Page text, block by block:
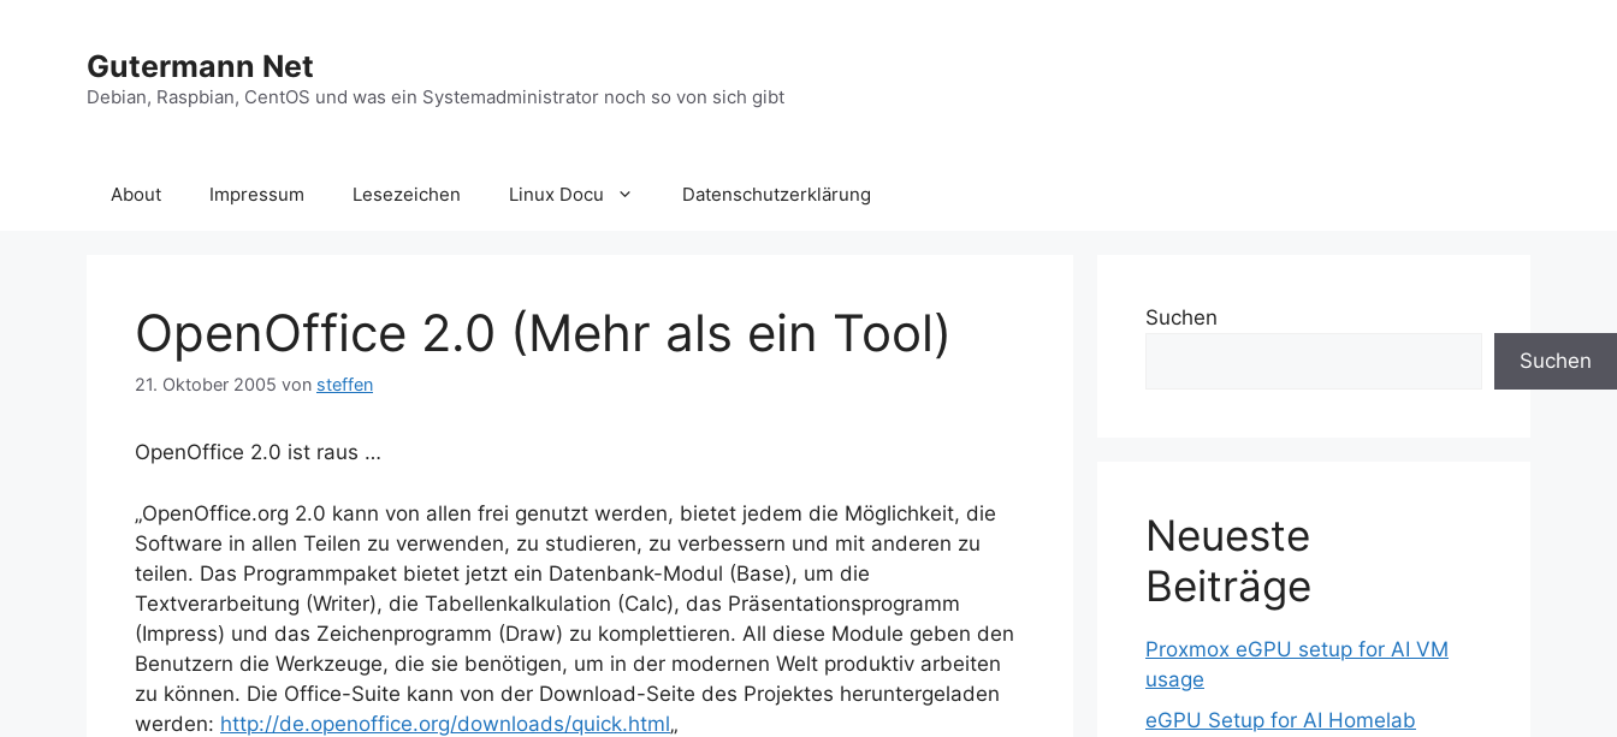
Gutermann Net
Debian, Raspbian, CentOS und was ein Systemadministrator noch so von sich gibt
About Impressum Lesezeichen Linux Docu Datenschutzerklärung
OpenOffice 2.0 (Mehr als ein Tool)
21. Oktober 2005 von steffen
OpenOffice 2.0 ist raus …
„OpenOffice.org 2.0 kann von allen frei genutzt werden, bietet jedem die Möglichkeit, die
Software in allen Teilen zu verwenden, zu studieren, zu verbessern und mit anderen zu
teilen. Das Programmpaket bietet jetzt ein Datenbank-Modul (Base), um die
Textverarbeitung (Writer), die Tabellenkalkulation (Calc), das Präsentationsprogramm
(Impress) und das Zeichenprogramm (Draw) zu komplettieren. All diese Module geben den
Benutzern die Werkzeuge, die sie benötigen, um in der modernen Welt produktiv arbeiten
zu können. Die Office-Suite kann von der Download-Seite des Projektes heruntergeladen
werden: http://de.openoffice.org/downloads/quick.html„
Suchen
Suchen
Neueste
Beiträge
Proxmox eGPU setup for AI VM
usage
eGPU Setup for AI Homelab